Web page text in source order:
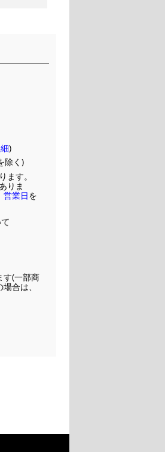
)
除く)
ます。
りま
営業日を
す(一部商
合は、